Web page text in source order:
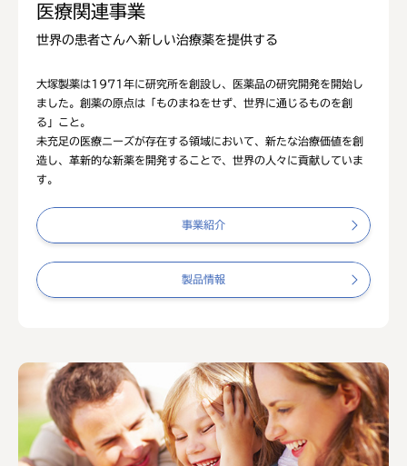
医療関連事業
世界の患者さんへ新しい治療薬を提供する
大塚製薬は1971年に研究所を創設し、医薬品の研究開発を開始し
ました。創薬の原点は「ものまねをせず、世界に通じるものを創
る」こと。
未充足の医療ニーズが存在する領域において、新たな治療価値を創
造し、革新的な新薬を開発することで、世界の人々に貢献していま
す。
事業紹介
製品情報